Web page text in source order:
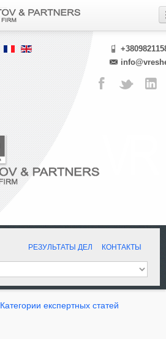
РЕЗУЛЬТАТЫ ДЕЛ КОНТАКТЫ
Категории експертных статей